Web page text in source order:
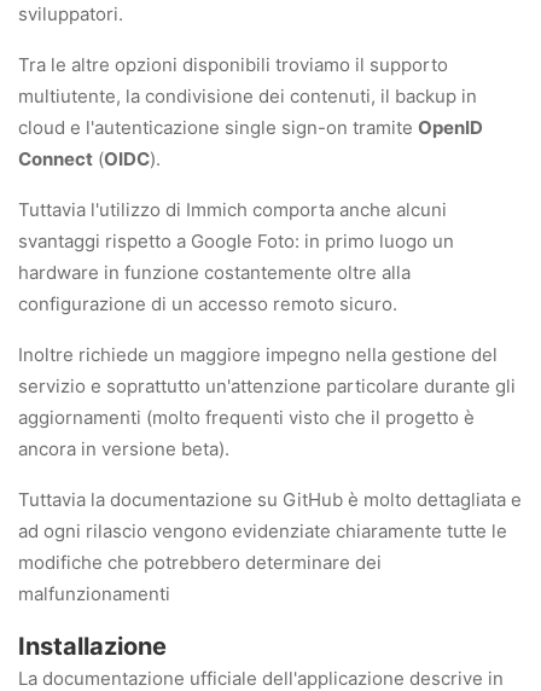
sviluppatori.
Tra le altre opzioni disponibili troviamo il supporto
multiutente, la condivisione dei contenuti, il backup in
cloud e l'autenticazione single sign-on tramite OpenID
Connect (OIDC).
Tuttavia l'utilizzo di Immich comporta anche alcuni
svantaggi rispetto a Google Foto: in primo luogo un
hardware in funzione costantemente oltre alla
configurazione di un accesso remoto sicuro.
Inoltre richiede un maggiore impegno nella gestione del
servizio e soprattutto un'attenzione particolare durante gli
aggiornamenti (molto frequenti visto che il progetto è
ancora in versione beta).
Tuttavia la documentazione su GitHub è molto dettagliata e
ad ogni rilascio vengono evidenziate chiaramente tutte le
modifiche che potrebbero determinare dei
malfunzionamenti
Installazione
La documentazione ufficiale dell'applicazione descrive in